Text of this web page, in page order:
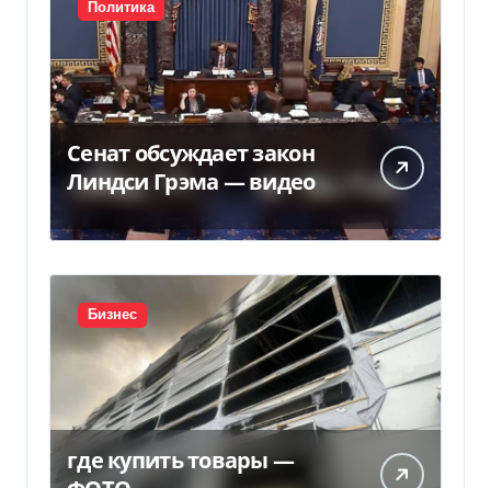
Политика
Сенат обсуждает закон
Линдси Грэма — видео
Бизнес
где купить товары —